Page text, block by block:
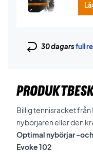
30 dagarsfull
Billig tennisracket
nybörjaren eller den
Optimal nybörjar -
Evoke 102